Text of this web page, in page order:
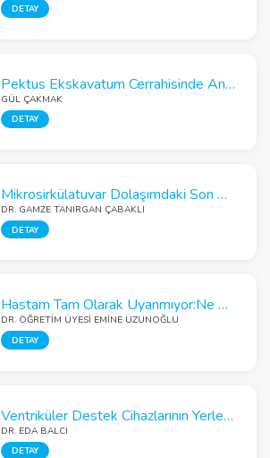
DETAY
Pektus Ekskavatum Cerrahisinde Anestezi ve Ağrı Yönetimi
GÜL ÇAKMAK
DETAY
Mikrosirkülatuvar Dolaşımdaki Son Gelişmeler
DR. GAMZE TANIRGAN ÇABAKLI
DETAY
Hastam Tam Olarak Uyanmıyor:Ne Oldu? Ne Yapmayalıyım?
DR. ÖĞRETIM ÜYESI EMINE UZUNOĞLU
DETAY
Ventriküler Destek Cihazlarının Yerleştirilmesinde Anestezi ve TransözEfageal ekokardiyografinin’nin Kritik Rolü
DR. EDA BALCI
DETAY